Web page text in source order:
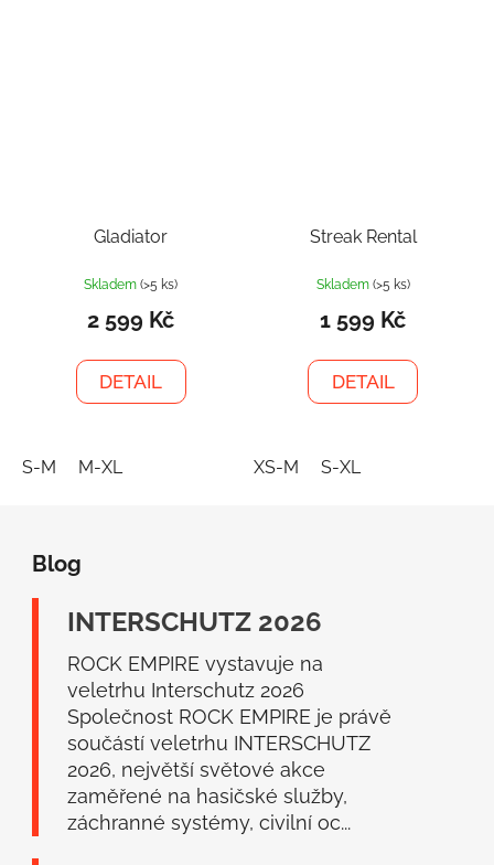
Gladiator
Skladem(>5 ks)
2 599 Kč
DETAIL
S-M M-XL
Streak Rental
Skladem (>5 ks)
1 599 Kč
DETAIL
XS-M S-XL
Blog
INTERSCHUTZ 2026
ROCK EMPIRE vystavuje na
veletrhu Interschutz 2026
Společnost ROCK EMPIRE je právě
součástí veletrhu INTERSCHUTZ
2026, největší světové akce
zaměřené na hasičské služby,
záchranné systémy, civilní oc...